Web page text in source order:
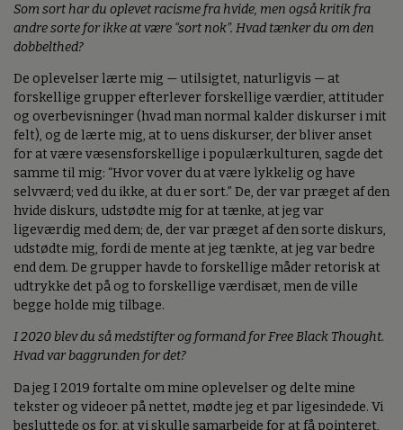
Som sort har du oplevet racisme fra hvide, men også kritik fra
andre sorte for ikke at være “sort nok”. Hvad tænker du om den
dobbelthed?
De oplevelser lærte mig — utilsigtet, naturligvis — at
forskellige grupper efterlever forskellige værdier, attituder
og overbevisninger (hvad man normal kalder diskurser i mit
felt), og de lærte mig, at to uens diskurser, der bliver anset
for at være væsensforskellige i populærkulturen, sagde det
samme til mig: “Hvor vover du at være lykkelig og have
selvværd; ved du ikke, at du er sort.” De, der var præget af den
hvide diskurs, udstødte mig for at tænke, at jeg var
ligeværdig med dem; de, der var præget af den sorte diskurs,
udstødte mig, fordi de mente at jeg tænkte, at jeg var bedre
end dem. De grupper havde to forskellige måder retorisk at
udtrykke det på og to forskellige værdisæt, men de ville
begge holde mig tilbage.
I 2020 blev du så medstifter og formand for Free Black Thought.
Hvad var baggrunden for det?
Da jeg I 2019 fortalte om mine oplevelser og delte mine
tekster og videoer på nettet, mødte jeg et par ligesindede. Vi
besluttede os for, at vi skulle samarbejde for at få pointeret,